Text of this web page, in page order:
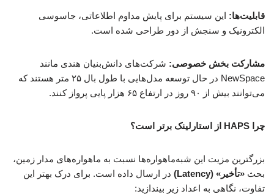
قابلیت‌ها: این سیستم برای پایش مداوم اطلاعاتی، جاسوسی
الکترونیک و سنجش از دور طراحی شده است.
مشارکت بخش خصوصی: شرکت‌های دانش‌بنیان هندی مانند
NewSpace در حال توسعه مدل‌هایی با طول بال ۲۵ متر هستند که
می‌توانند بیش از ۹۰ روز در ارتفاع ۶۵ هزار پایی پرواز کنند.
چرا HAPS از استارلینک برتر است؟
بزرگترین مزیت این شبه‌ماهواره‌ها نسبت به ماهواره‌های مدار زمین،
بحث «تأخیر» (Latency)
در ارسال داده است. برای درک بهتر این
تفاوت، نگاهی به اعداد زیر بیندازید: